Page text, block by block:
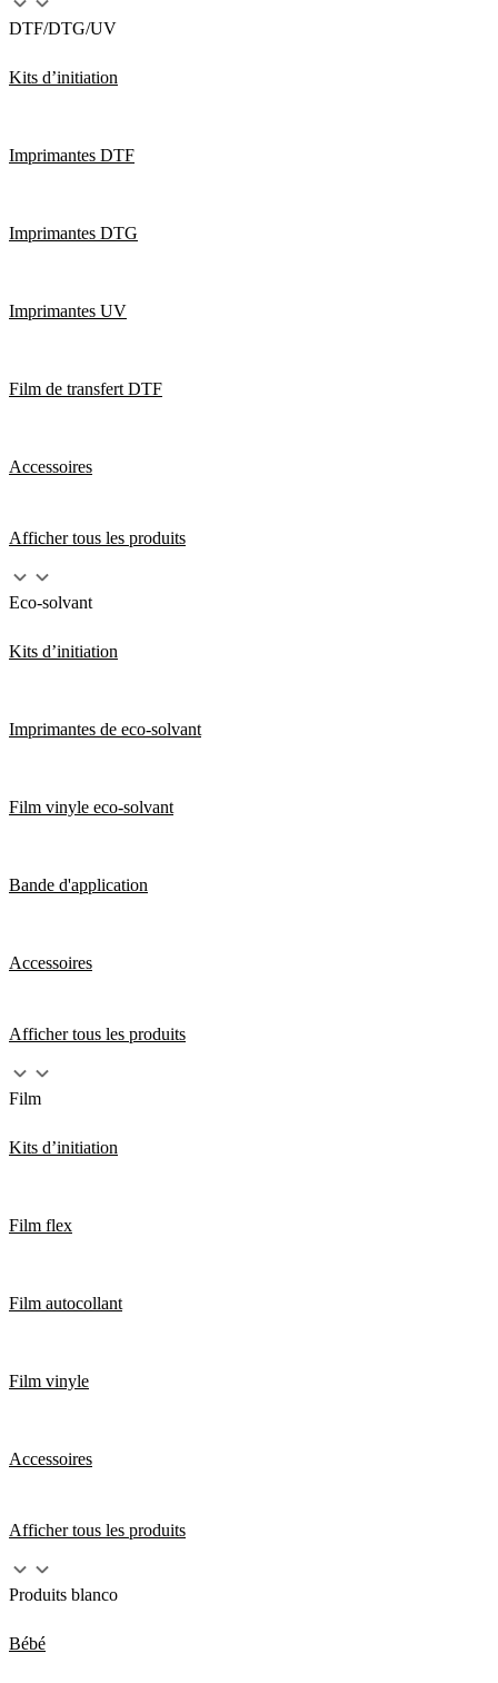
DTF/DTG/UV
Kits d’initiation
Imprimantes DTF
Imprimantes DTG
Imprimantes UV
Film de transfert DTF
Accessoires
Afficher tous les produits
Eco-solvant
Kits d’initiation
Imprimantes de eco-solvant
Film vinyle eco-solvant
Bande d'application
Accessoires
Afficher tous les produits
Film
Kits d’initiation
Film flex
Film autocollant
Film vinyle
Accessoires
Afficher tous les produits
Produits blanco
Bébé